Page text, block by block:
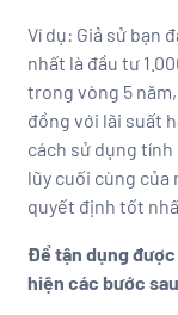
Ví dụ: Giả sử bạn
nhất là đầu tư
trong vòng 5
đồng với lãi suất
cách sử dụng
lũy cuối cùng của
quyết định tốt
Để tận dụng
hiện các bước